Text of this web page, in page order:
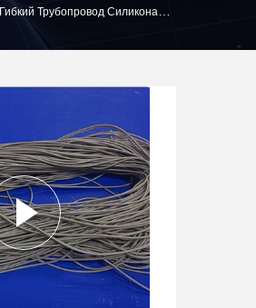
Гибкий Трубопровод Силикона >